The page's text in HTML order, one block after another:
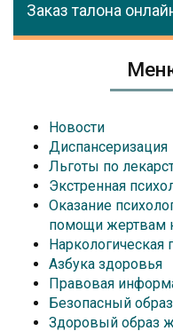
Заказ талона
Новости
Диспансеризация
Льготы по
Экстренная
Оказание
помощи жертвам
Наркологическая
Азбука здоровья
Правовая
Безопасный
Здоровый образ